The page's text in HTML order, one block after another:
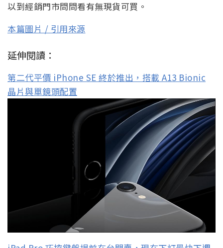
以到經銷門市問問看有無現貨可買。
本篇圖片 / 引用來源
延伸閱讀：
第二代平價 iPhone SE 終於推出，搭載 A13 Bionic
晶片與單鏡頭配置